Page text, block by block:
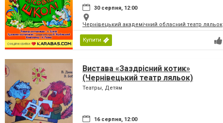
30 серпня, 12:00
Чернівецький академічний обласний театр ляльок
Купити
Вистава «Заздрісний котик»
(Чернівецький театр ляльок)
Театры, Детям
16 серпня, 12:00